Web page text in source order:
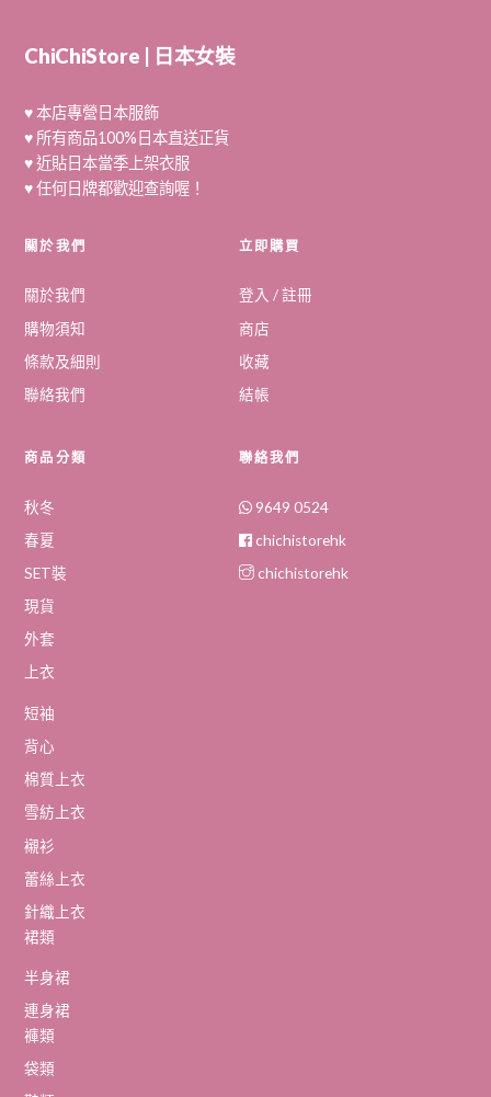
ChiChiStore | 日本女裝
♥ 本店專營日本服飾
♥ 所有商品100%日本直送正貨
♥ 近貼日本當季上架衣服
♥ 任何日牌都歡迎查詢喔！
關於我們
關於我們
購物須知
條款及細則
聯絡我們
立即購買
登入 / 註冊
商店
收藏
結帳
商品分類
秋冬
春夏
SET裝
現貨
外套
上衣
短袖
背心
棉質上衣
雪紡上衣
襯衫
蕾絲上衣
針織上衣
裙類
半身裙
連身裙
褲類
袋類
聯絡我們
9649 0524
chichistorehk
chichistorehk